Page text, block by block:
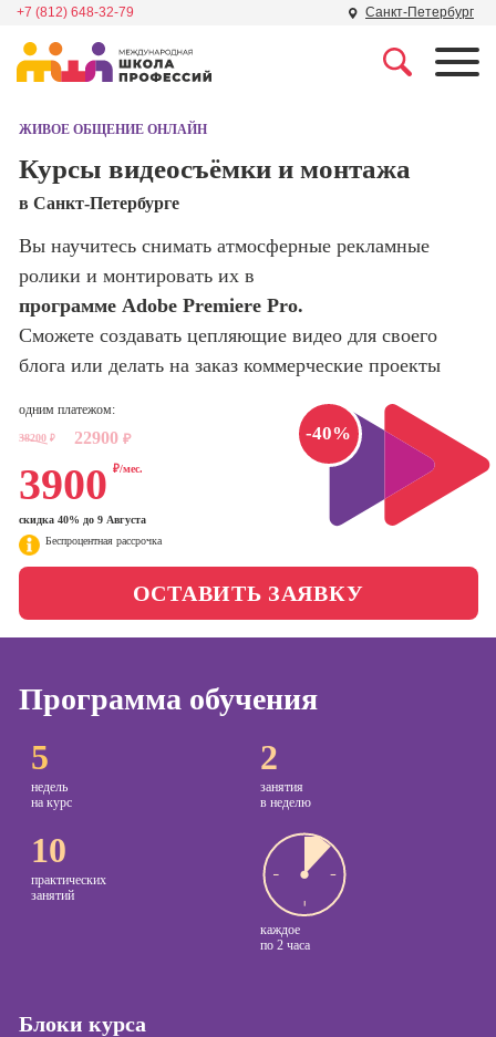
+7 (812) 648-32-79 Санкт-Петербург
Школа дизайна
программирования
Школа психологии
Школа актерского
Школа бизнеса и
управления
Фотошкола
поисковой
продвижение
Интернет-
Менеджер по
маркетингу в
социальных
сетях (SMM-
менеджер)
Специалист по
таргетингу
ЖИВОЕ ОБЩЕНИЕ ОНЛАЙН
Курсы видеосъёмки и монтажа
в Санкт-Петербурге
Вы научитесь снимать атмосферные рекламные
ролики и монтировать их в
программе Adobe Premiere Pro.
Сможете создавать цепляющие видео для своего
блога или делать на заказ коммерческие проекты
-40%
одним платежом:
38200 ₽ 22900 ₽
3900 ₽/мес.
скидка 40% до 9 Августа
Беспроцентная рассрочка
ОСТАВИТЬ ЗАЯВКУ
Программа обучения
5
недель
на курс
2
занятия
в неделю
10
практических
занятий
каждое
по 2 часа
Блоки курса